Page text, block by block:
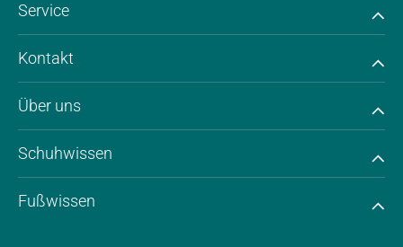
Service
Kontakt
Über uns
Schuhwissen
Fußwissen